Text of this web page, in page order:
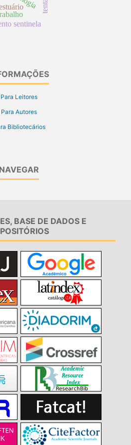
sentinela
Para Leitores
Para Autores
Bibliotecários
NAVEGAR
BASE DE DADOS E